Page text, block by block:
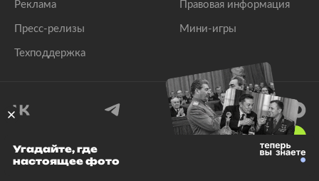
Реклама
Пресс-релизы
Техподдержка
Правовая информация
Мини-игры
© 1999–2026 Все права защищены.
Угадайте, где
настоящее фото